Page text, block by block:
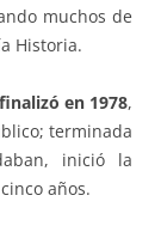
muchos de
Historia.
en 1978,
terminada
inició la
años.